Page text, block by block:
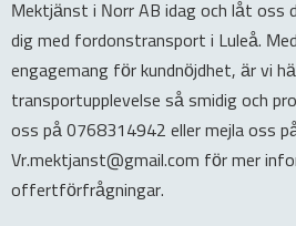
Mektjänst i Norr AB idag och låt oss
dig med fordonstransport i Luleå.
engagemang för kundnöjdhet, är vi
transportupplevelse så smidig och
oss på 0768314942 eller mejla oss
Vr.mektjanst@gmail.com för mer
offertförfrågningar.